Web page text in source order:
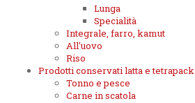
Lunga
Specialità
Integrale, farro, kamut
All'uovo
Riso
Prodotti conservati latta e tetrapack
Tonno e pesce
Carne in scatola